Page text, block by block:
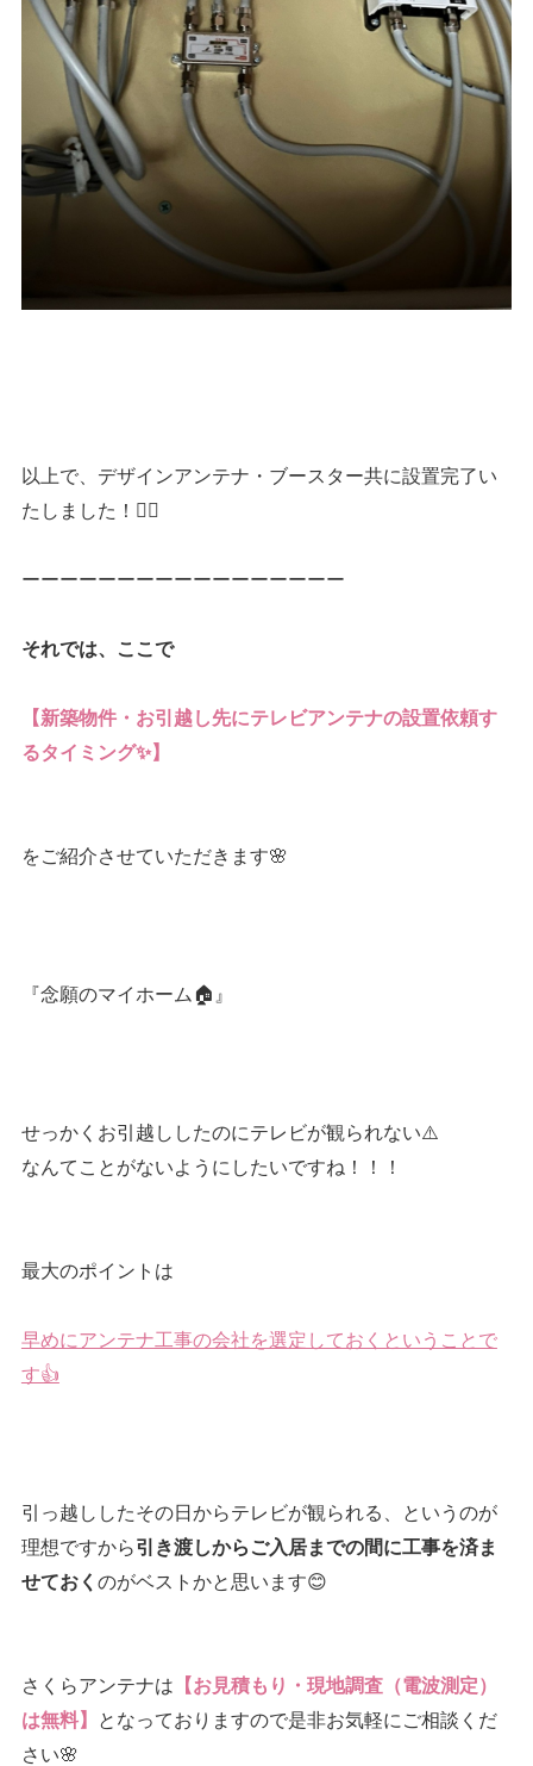
以上で、デザインアンテナ・ブースター共に設置完了い
たしました！👷‍♂️
ーーーーーーーーーーーーーーーーー
それでは、ここで
【新築物件・お引越し先にテレビアンテナの設置依頼す
るタイミング✨】
をご紹介させていただきます🌸
『念願のマイホーム🏠』
せっかくお引越ししたのにテレビが観られない⚠️
なんてことがないようにしたいですね！！！
最大のポイントは
早めにアンテナ工事の会社を選定しておくということで
す👍
引っ越ししたその日からテレビが観られる、というのが
理想ですから引き渡しからご入居までの間に工事を済ま
せておく のがベストかと思います😊
さくらアンテナは 【お見積もり・現地調査（電波測定）
は無料】 となっておりますので是非お気軽にご相談くだ
さい🌸